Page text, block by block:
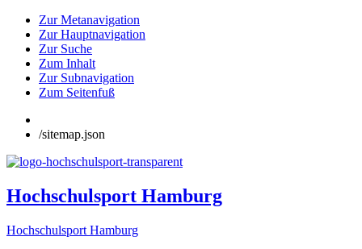
Zur Metanavigation
Zur Hauptnavigation
Zur Suche
Zum Inhalt
Zur Subnavigation
Zum Seitenfuß
/sitemap.json
Hochschulsport Hamburg
Hochschulsport Hamburg